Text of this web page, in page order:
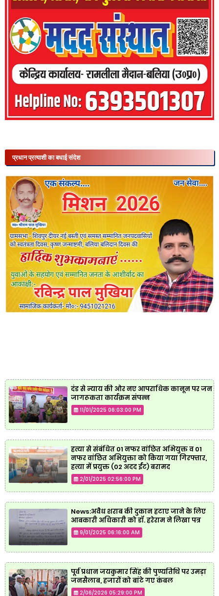
प्रधान प्रत्याशी का बधाई संदेश
दंड से न्याय की ओर नए आपराधिक कानून पर जन
जागरूकता कार्यक्रम संपन्न
11/01/2025 06:03:00 PM
हत्या से संबंधित 01 नफर वांछित अभियुक्त व 01
नफर वांछित अभियुक्ता को किया गया गिरफ्तार,
हत्या में प्रयुक्त (02 अदद ईंट) बरामद
2/01/2025 02:56:00 PM
News:अवैध शराब की दुकान हटाए जाने के लिए
आबकारी अधिकारी को डॉ. हरेराम ने लिखा पत्र
9/01/2025 06:16:00 AM
पूर्व प्रधान जयकुमार सिंह की पुण्यतिथि पर उमड़ा
जनसैलाब, हजारों को बांटे गए कंबल
2/06/2026 05:29:00 PM